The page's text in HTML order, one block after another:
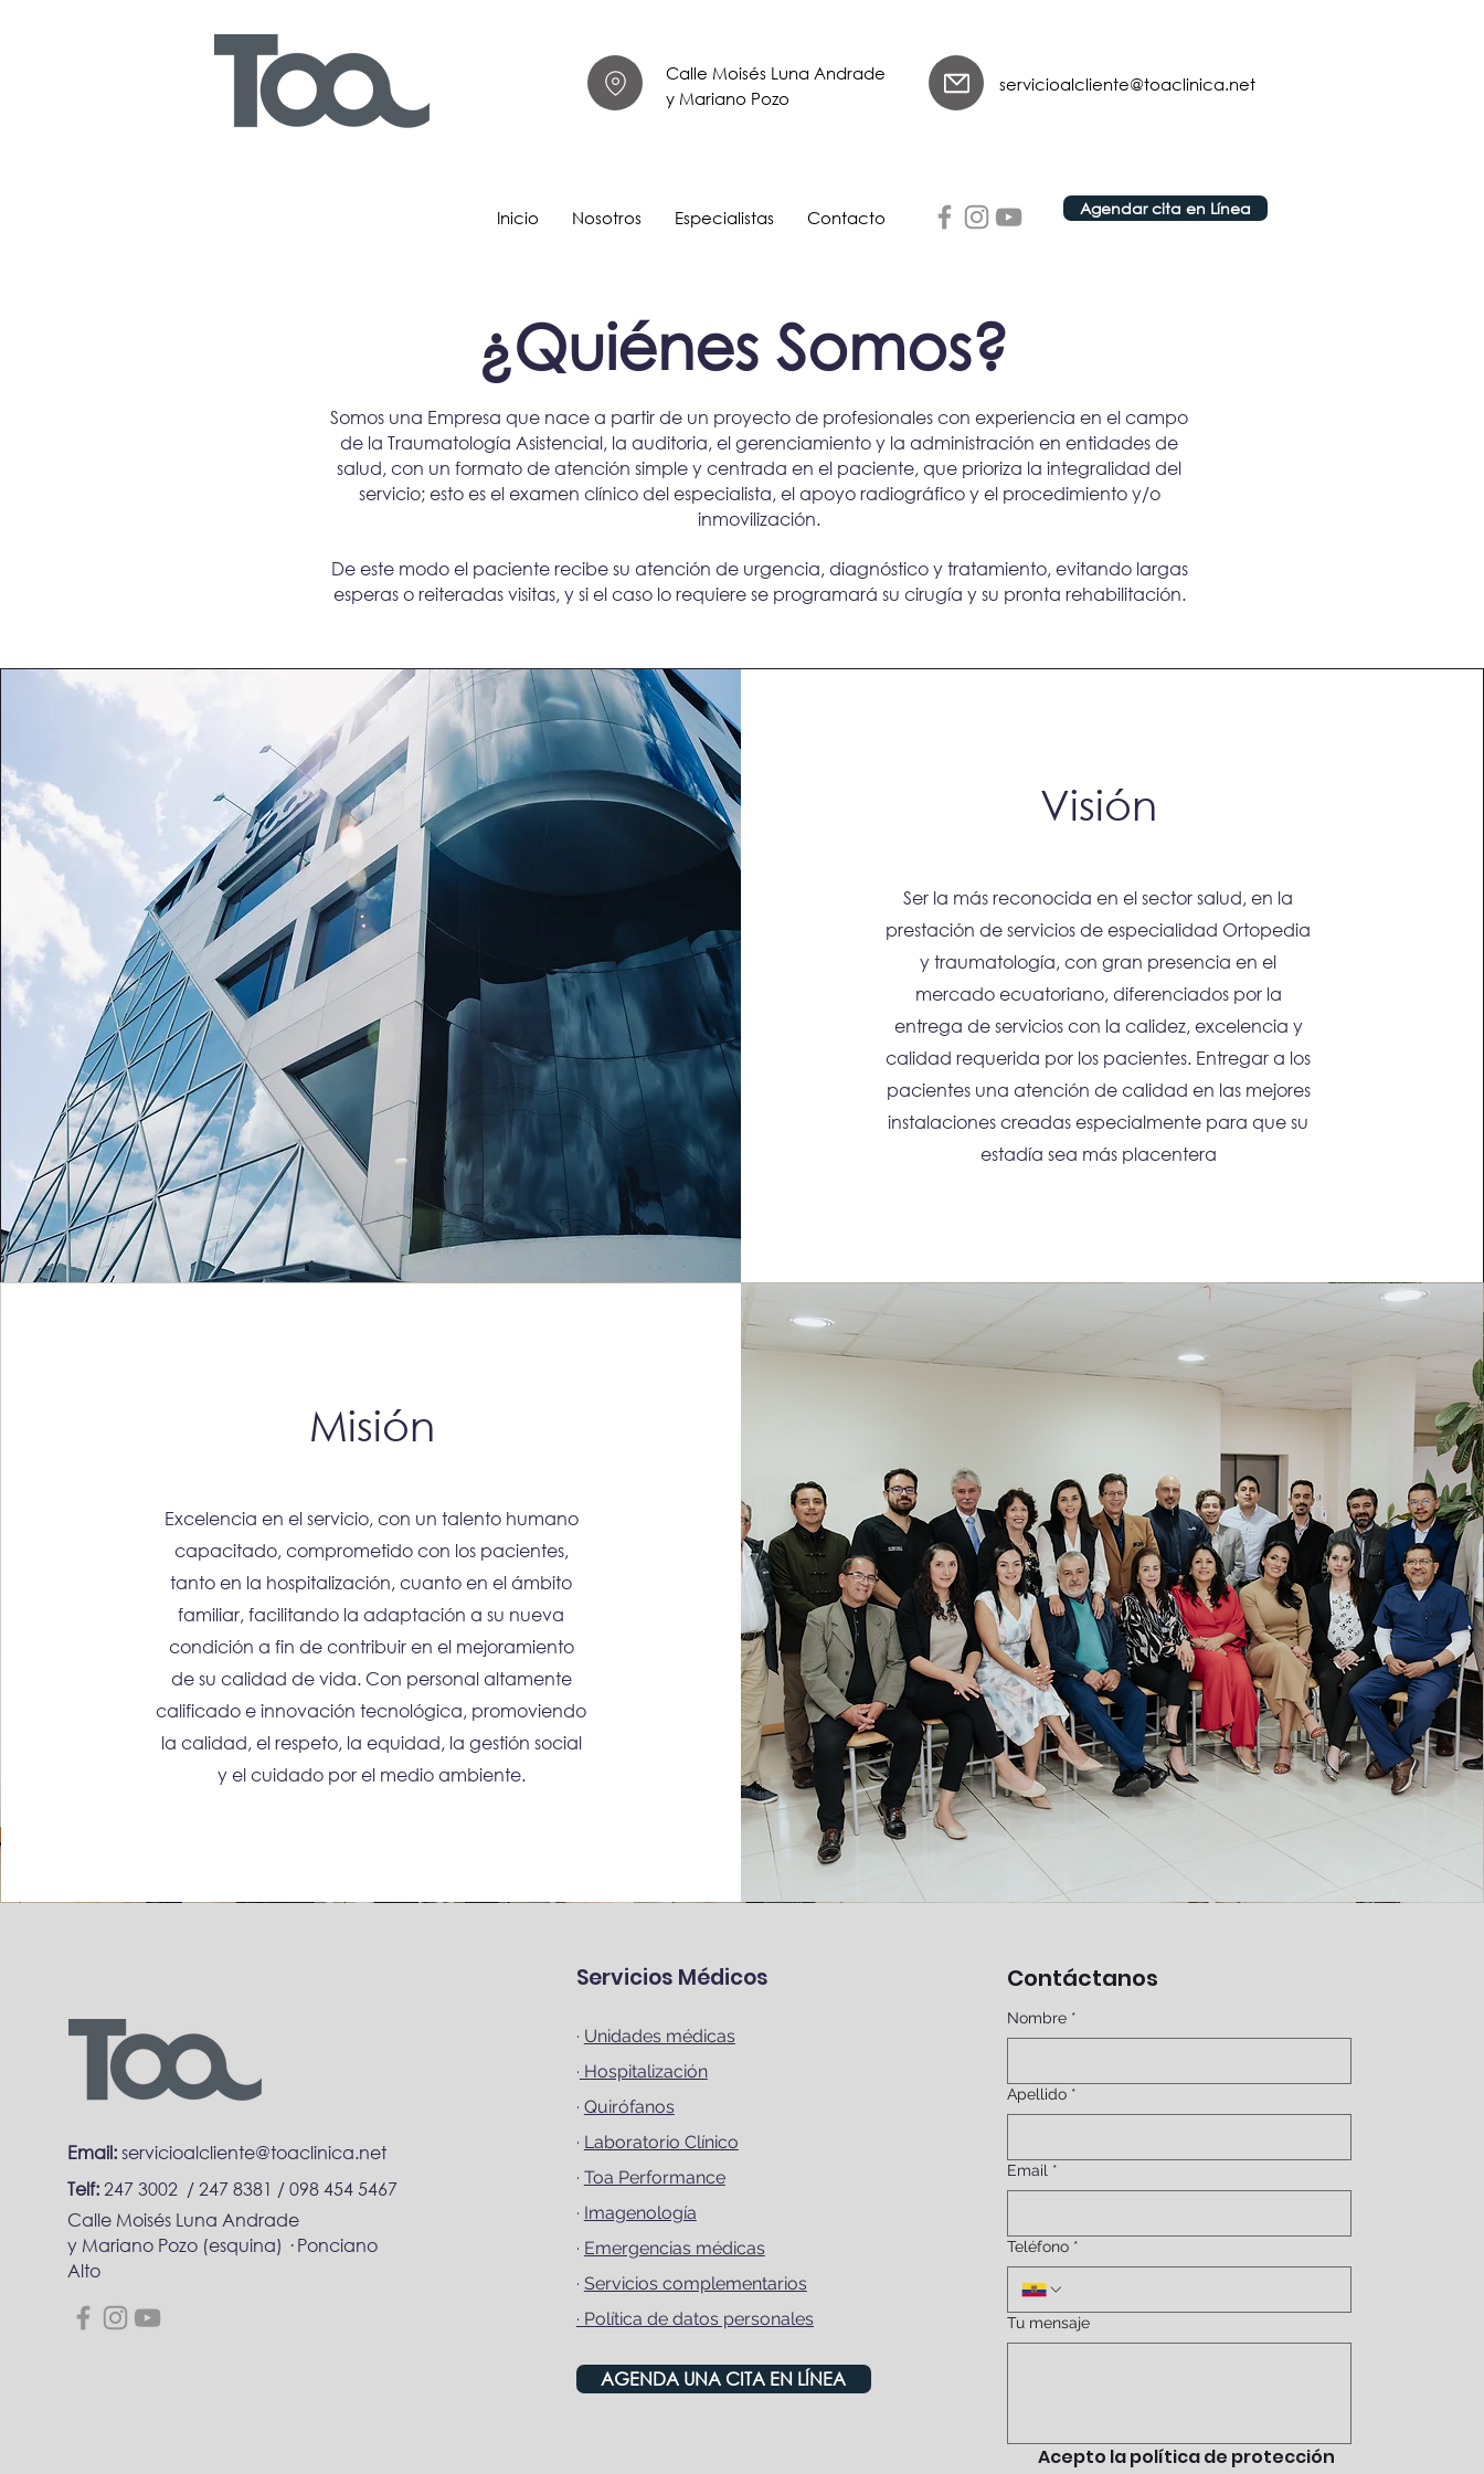
Calle Moisés Luna Andrade
y Mariano Pozo
servicioalcliente@toaclinica.net
Inicio Nosotros Especialistas Contacto Agendar cita en Línea
¿Quiénes Somos?
Somos una Empresa que nace a partir de un proyecto de profesionales con experiencia en el campo
de la Traumatología Asistencial, la auditoria, el gerenciamiento y la administración en entidades de
salud, con un formato de atención simple y centrada en el paciente, que prioriza la integralidad del
servicio; esto es el examen clínico del especialista, el apoyo radiográfico y el procedimiento y/o
inmovilización.
De este modo el paciente recibe su atención de urgencia, diagnóstico y tratamiento, evitando largas
esperas o reiteradas visitas, y si el caso lo requiere se programará su cirugía y su pronta rehabilitación.
Visión
Ser la más reconocida en el sector salud, en la
prestación de servicios de especialidad Ortopedia
y traumatología, con gran presencia en el
mercado ecuatoriano, diferenciados por la
entrega de servicios con la calidez, excelencia y
calidad requerida por los pacientes. Entregar a los
pacientes una atención de calidad en las mejores
instalaciones creadas especialmente para que su
estadía sea más placentera
Misión
Excelencia en el servicio, con un talento humano
capacitado, comprometido con los pacientes,
tanto en la hospitalización, cuanto en el ámbito
familiar, facilitando la adaptación a su nueva
condición a fin de contribuir en el mejoramiento
de su calidad de vida. Con personal altamente
calificado e innovación tecnológica, promoviendo
la calidad, el respeto, la equidad, la gestión social
y el cuidado por el medio ambiente.
Email:servicioalcliente@toaclinica.net
Telf:247 3002 / 247 8381 /098 454 5467
Calle Moisés Luna Andrade
y Mariano Pozo (esquina) · Ponciano
Alto
Servicios Médicos
· Unidades médicas
· Hospitalización
· Quirófanos
· Laboratorio Clínico
· Toa Performance
· Imagenología
· Emergencias médicas
· Servicios complementarios
· Política de datos personales
AGENDA UNA CITA EN LÍNEA
Contáctanos
Nombre *
Apellido *
Email *
Teléfono *
Tu mensaje
Acepto la política de protección